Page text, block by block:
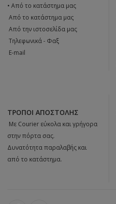
• Από το κατάστημα μας
 Από το κατάστημα μας
 Από την ιστοσελίδα μας
 Tηλεφωνικά - Φαξ
 E-mail
ΤΡΌΠΟΙ ΑΠΟΣΤΟΛΉΣ
 Με Courier εύκολα και γρήγορα
στην πόρτα σας.
Δυνατότητα παραλαβής και
από το κατάστημα.